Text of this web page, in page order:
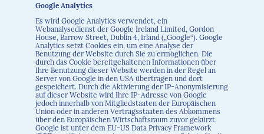
Google Analytics
Es wird Google Analytics verwendet, ein
Webanalysedienst der Google Ireland Limited, Gordon
House, Barrow Street, Dublin 4, Irland („Google“). Google
Analytics setzt Cookies ein, um eine Analyse der
Benutzung der Website durch Sie zu ermöglichen. Die
durch das Cookie bereitgehaltenen Informationen über
Ihre Benutzung dieser Website werden in der Regel an
Server von Google in den USA übertragen und dort
gespeichert. Durch die Aktivierung der IP-Anonymisierung
auf dieser Website wird Ihre IP-Adresse von Google
jedoch innerhalb von Mitgliedstaaten der Europäischen
Union oder in anderen Vertragsstaaten des Abkommens
über den Europäischen Wirtschaftsraum zuvor gekürzt.
Google ist unter dem EU-US Data Privacy Framework